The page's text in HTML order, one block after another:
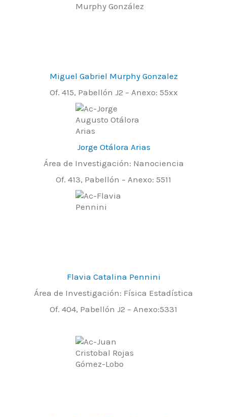
Miguel Gabriel Murphy Gonzalez
Of. 415, Pabellón J2 – Anexo: 55xx
Jorge Otálora Arias
Área de Investigación: Nanociencia
Of. 413, Pabellón – Anexo: 5511
Flavia Catalina Pennini
Área de Investigación: Física Estadística
Of. 404, Pabellón J2 – Anexo:5331